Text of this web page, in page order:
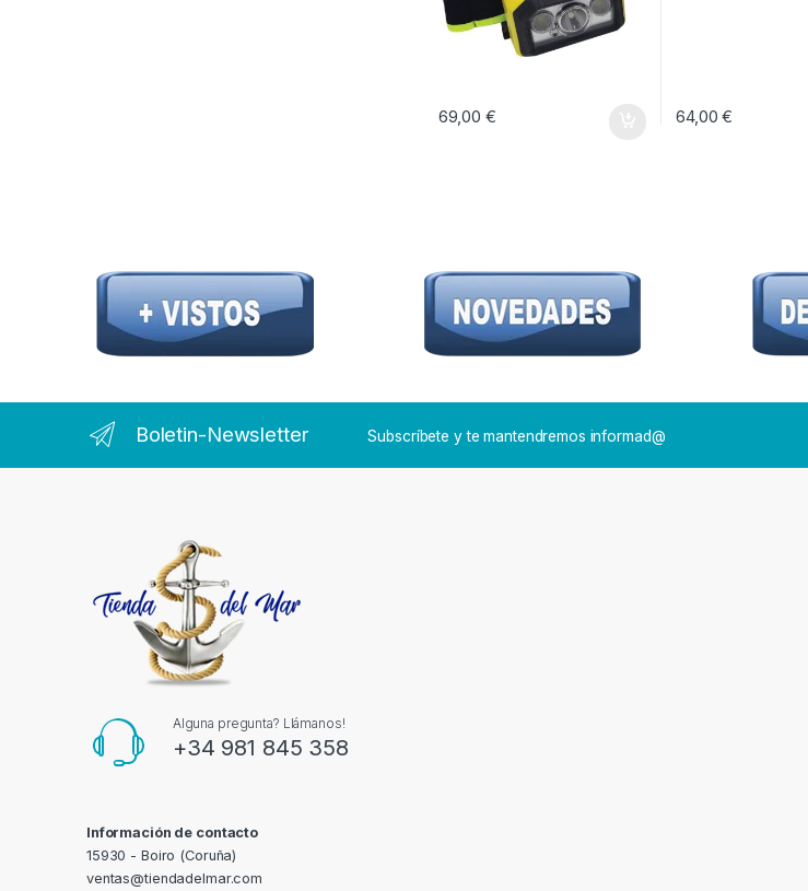
69,00 € 64,00€
Boletin-Newsletter Subscríbete y te mantendremos informad@
Alguna pregunta? Llámanos!
+34 981 845 358
Información de contacto
15930 - Boiro (Coruña)
ventas@tiendadelmar.com